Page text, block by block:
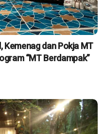
Kemenag dan Pokja MT
“MT Berdampak”